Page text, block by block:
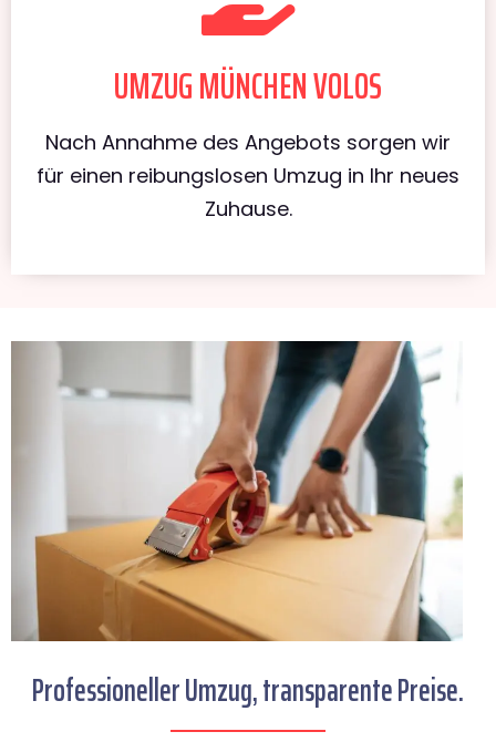
UMZUG MÜNCHEN VOLOS
Nach Annahme des Angebots sorgen wir
für einen reibungslosen Umzug in Ihr neues
Zuhause.
Professioneller Umzug, transparente Preise.